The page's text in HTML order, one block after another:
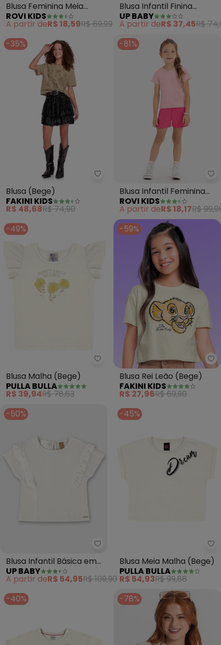
Blusa Feminina Meia
Malha (Bege)
ROVI KIDS
A partir deR$ 18,59R$ 69,99
Blusa Infantil Finina
Algodão (Bege)
UP BABY
A partir deR$ 37,45R$
-35%
Fakini Kids - Blusa (Bege)
Blusa (Bege)
FAKINI KIDS
R$ 48,68R$ 74,90
-81%
Blusa Infantil Feminina
(Bege)
ROVI KIDS
A partir deR$ 18,17R$
-49%
Pulla Bulla - Blusa Malha (Bege)
Blusa Malha (Bege)
PULLA BULLA
R$ 39,94R$ 78,63
-59%
Blusa Rei Leão (Bege)
FAKINI KIDS
R$ 27,96R$ 69,90
-50%
Up Baby - Blusa Infantil Básica
Blusa Infantil Básica em
Meia Malha (Bege)
UP BABY
A partir deR$ 54,95R$ 109,90
-45%
Blusa Meia Malha (Bege)
PULLA BULLA
R$ 54,93R$ 99,88
-40%
-78%